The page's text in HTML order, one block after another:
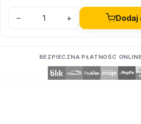
– + Dodaj
BEZPIECZNA PŁATNOŚĆ